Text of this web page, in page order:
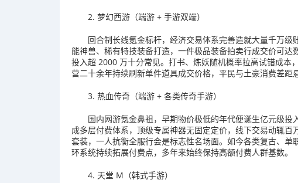
2. 梦幻西游（端游 + 手游双端）
回合制长线氪金标杆，经济交易体系完善造就大量千万
能神兽、稀有特技装备打造，一件极品装备拍卖行成交价可
投入超 2000 万十分常见。打书、炼妖随机概率拉高试错成本
营二十余年持续刷新单件道具成交价格，平民与土豪消费差距
3. 热血传奇（端游 + 各类传奇手游）
国内网游氪金鼻祖，早期物价极低的年代便诞生亿元级
成多层付费体系，顶级专属神器无固定定价，线下交易动辄
套装，一人抗衡全服行会是标志性名场面。如今各类复古、
环系统持续拓展付费点，多年来始终保持高额付费人群基数。
4. 天堂 M（韩式手游）